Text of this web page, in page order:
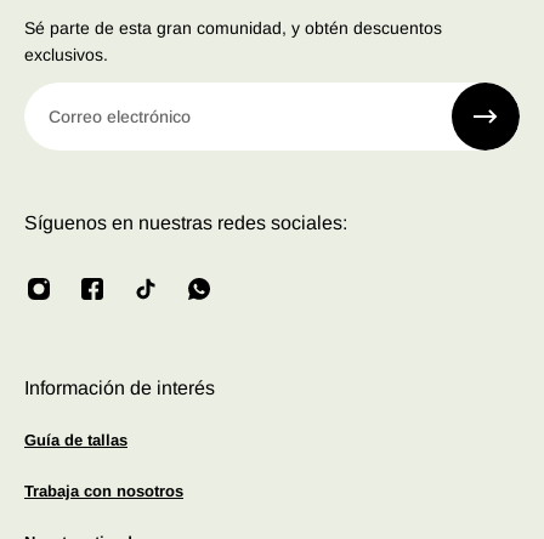
Sé parte de esta gran comunidad, y obtén descuentos
exclusivos.
Correo electrónico
Síguenos en nuestras redes sociales:
Información de interés
Guía de tallas
Trabaja con nosotros